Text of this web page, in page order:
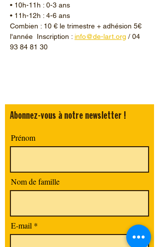
• 10h-11h : 0-3 ans
• 11h-12h : 4-6 ans
Combien : 10 € le trimestre + adhésion 5€
l'année  Inscription : info@de-lart.org / 04
93 84 81 30
Abonnez-vous à notre newsletter !
Prénom
Nom de famille
E-mail